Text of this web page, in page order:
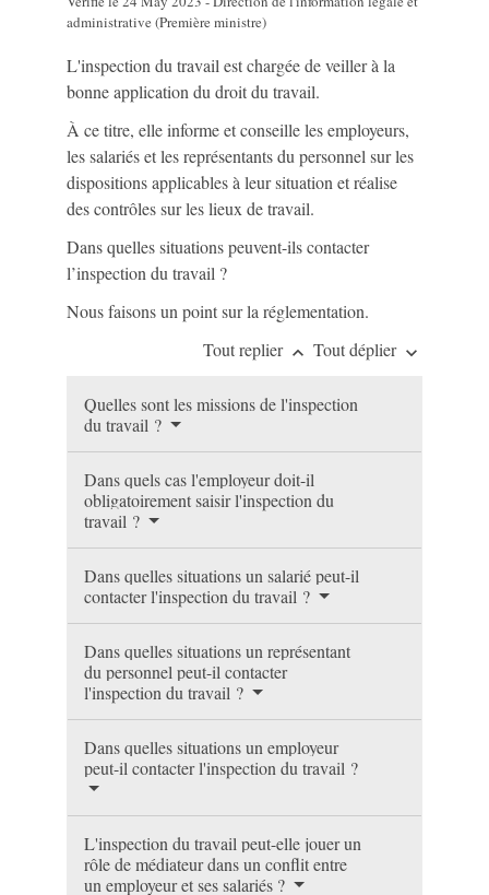
administrative (Première ministre)
L'inspection du travail est chargée de veiller à la
bonne application du droit du travail.
À ce titre, elle informe et conseille les employeurs,
les salariés et les représentants du personnel sur les
dispositions applicables à leur situation et réalise
des contrôles sur les lieux de travail.
Dans quelles situations peuvent-ils contacter
l’inspection du travail ?
Nous faisons un point sur la réglementation.
Tout replier keyboard_arrow_up Tout déplier keyboard_arrow_down
Quelles sont les missions de l'inspection
du travail ?
Dans quels cas l'employeur doit-il
obligatoirement saisir l'inspection du
travail ?
Dans quelles situations un salarié peut-il
contacter l'inspection du travail ?
Dans quelles situations un représentant
du personnel peut-il contacter
l'inspection du travail ?
Dans quelles situations un employeur
peut-il contacter l'inspection du travail ?
L'inspection du travail peut-elle jouer un
rôle de médiateur dans un conflit entre
un employeur et ses salariés ?